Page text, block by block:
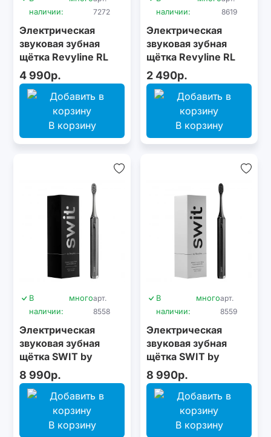
наличии:
7272
Электрическая
звуковая зубная
щётка Revyline RL
070 Violet
4 990р.
В корзину
наличии:
8619
Электрическая
звуковая зубная
щётка Revyline RL
025 Baby Kitty, Beige
2 490р.
В корзину
В
наличии:
многоарт.
8558
Электрическая
звуковая зубная
щётка SWIT by
Revyline RL 090
Silver
8 990р.
В корзину
В
наличии:
многоарт.
8559
Электрическая
звуковая зубная
щётка SWIT by
Revyline RL 090
Graphite
8 990р.
В корзину